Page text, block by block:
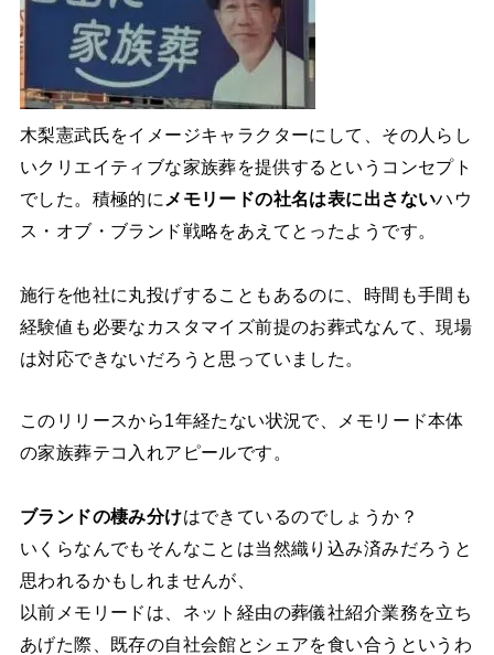
木梨憲武氏をイメージキャラクターにして、その人らし
いクリエイティブな家族葬を提供するというコンセプト
でした。積極的に メモリードの社名は表に出さないハウ
ス・オブ・ブランド戦略をあえてとったようです。
施行を他社に丸投げすることもあるのに、時間も手間も
経験値も必要なカスタマイズ前提のお葬式なんて、現場
は対応できないだろうと思っていました。
このリリースから1年経たない状況で、メモリード本体
の家族葬テコ入れアピールです。
ブランドの棲み分けはできているのでしょうか？
いくらなんでもそんなことは当然織り込み済みだろうと
思われるかもしれませんが、
以前メモリードは、ネット経由の葬儀社紹介業務を立ち
あげた際、既存の自社会館とシェアを食い合うというわ